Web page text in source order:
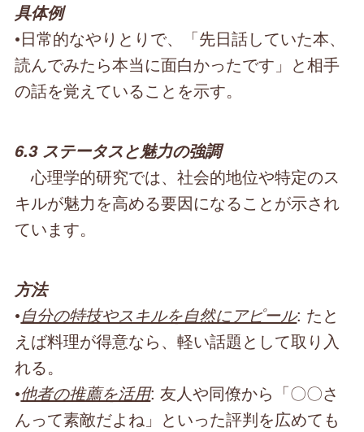
具体例
•日常的なやりとりで、「先日話していた本、
読んでみたら本当に面白かったです」と相手
の話を覚えていることを示す。
6.3 ステータスと魅力の強調
心理学的研究では、社会的地位や特定のス
キルが魅力を高める要因になることが示され
ています。
方法
•自分の特技やスキルを自然にアピール: たと
えば料理が得意なら、軽い話題として取り入
れる。
•他者の推薦を活用: 友人や同僚から「〇〇さ
んって素敵だよね」といった評判を広めても